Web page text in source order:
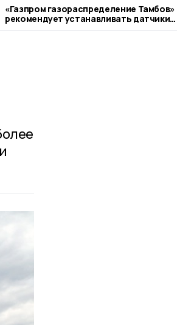
«Газпром газораспределение Тамбов»
рекомендует устанавливать датчики
загазованности